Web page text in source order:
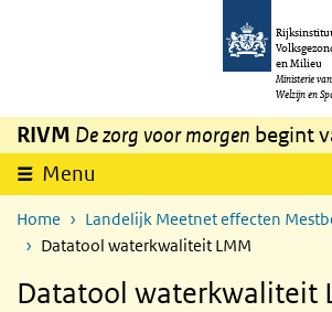
Overslaan en naar de inhoud gaan
en Milieu
Ministerie
Welzijn en
RIVM De zorg voor morgen begint
Menu
Home
Landelijk Meetnet effecten
Datatool waterkwaliteit LMM
Datatool waterkwaliteit